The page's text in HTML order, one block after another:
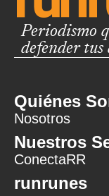
Periodismo
defender tus
Quiénes
Nosotros
Nuestros
ConectaRR
runrunes